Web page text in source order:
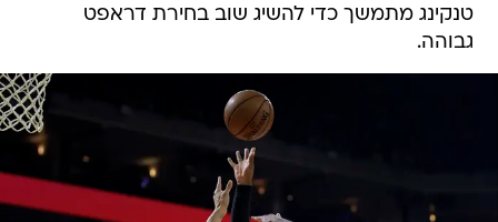
טנקינג מתמשך כדי להשיג שוב בחירת דראפט
גבוהה.